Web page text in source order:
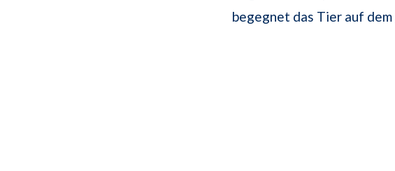
begegnet das Tier auf dem